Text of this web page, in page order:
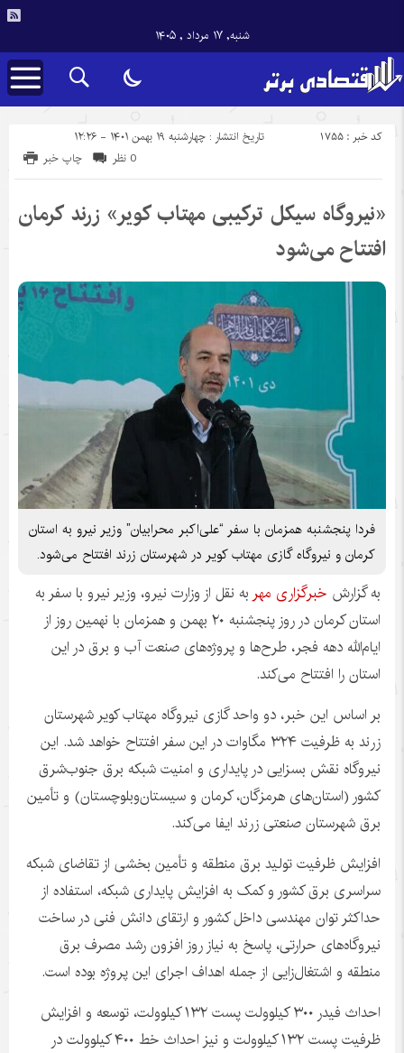
شنبه, ۱۷ مرداد , ۱۴۰۵
تاریخ انتشار : چهارشنبه ۱۹ بهمن ۱۴۰۱ - ۱۲:۲۶ کد خبر : 1755
چاپ خبر 0 نظر
«نیروگاه سیکل ترکیبی مهتاب کویر» زرند کرمان
افتتاح می‌شود
فردا پنجشنبه همزمان با سفر “علی‌اکبر محرابیان” وزیر نیرو به استان
کرمان و نیروگاه گازی مهتاب کویر در شهرستان زرند افتتاح می‌شود.
به گزارش خبرگزاری مهر به نقل از وزارت نیرو، وزیر نیرو با سفر به
استان کرمان در روز پنجشنبه ۲۰ بهمن و همزمان با نهمین روز از
ایام‌الله دهه فجر، طرح‌ها و پروژه‌های صنعت آب و برق در این
استان را افتتاح می‌کند.
بر اساس این خبر، دو واحد گازی نیروگاه مهتاب کویر شهرستان
زرند به ظرفیت ۳۲۴ مگاوات در این سفر افتتاح خواهد شد. این
نیروگاه نقش بسزایی در پایداری و امنیت شبکه برق جنوب‌شرق
کشور (استان‌های هرمزگان، کرمان و سیستان‌وبلوچستان) و تأمین
برق شهرستان صنعتی زرند ایفا می‌کند.
افزایش ظرفیت تولید برق منطقه و تأمین بخشی از تقاضای شبکه
سراسری برق کشور و کمک به افزایش پایداری شبکه، استفاده از
حداکثر توان مهندسی داخل کشور و ارتقای دانش فنی در ساخت
نیروگاه‌های حرارتی، پاسخ به نیاز روز افزون رشد مصرف برق
منطقه و اشتغال‌زایی از جمله اهداف اجرای این پروژه بوده است.
احداث فیدر
۳۰۰ کیلوولت پست ۱۳۲ کیلوولت، توسعه و افزایش
ظرفیت پست ۱۳۲ کیلوولت و نیز احداث خط ۴۰۰ کیلوولت در